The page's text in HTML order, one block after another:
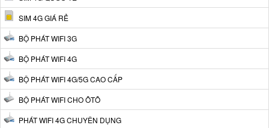
SIM 4G GIÁ RẺ
BỘ PHÁT WIFI 3G
BỘ PHÁT WIFI 4G
BỘ PHÁT WIFI 4G/5G CAO CẤP
BỘ PHÁT WIFI CHO ÔTÔ
PHÁT WIFI 4G CHUYÊN DỤNG